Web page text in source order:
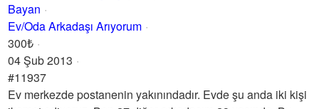
Bayan
Ev/Oda Arkadaşı Arıyorum
300₺
04 Şub 2013
#11937
Ev merkezde postanenin yakınındadır. Evde şu anda iki kişi